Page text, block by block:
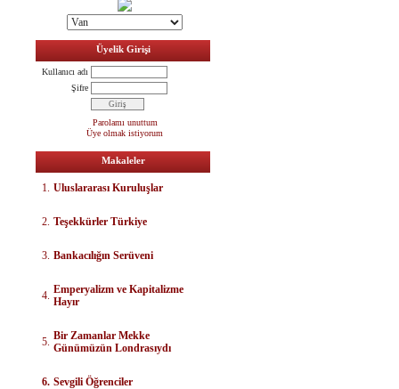
Üyelik Girişi
Kullanıcı adı
Şifre
Parolamı unuttum
Üye olmak istiyorum
Makaleler
1. Uluslararası Kuruluşlar
2. Teşekkürler Türkiye
3. Bankacılığın Serüveni
4. Emperyalizm ve Kapitalizme
Hayır
5. Bir Zamanlar Mekke
Günümüzün Londrasıydı
6. Sevgili Öğrenciler